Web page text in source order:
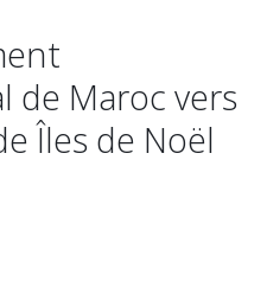
de Maroc vers
Îles de Noël